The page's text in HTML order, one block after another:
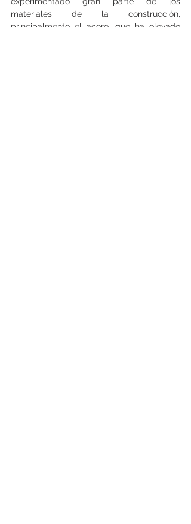
materiales de la construcción,
principalmente el acero, que ha elevado